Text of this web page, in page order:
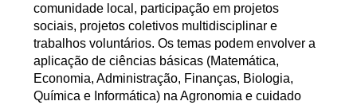
comunidade local, participação em projetos
sociais, projetos coletivos multidisciplinar e
trabalhos voluntários. Os temas podem envolver a
aplicação de ciências básicas (Matemática,
Economia, Administração, Finanças, Biologia,
Química e Informática) na Agronomia e cuidado